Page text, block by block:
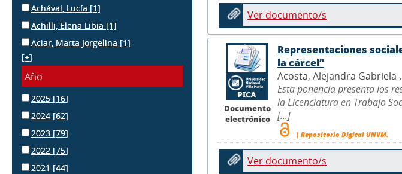
Achával, Lucía [1]
Achilli, Elena Libia [1]
Aciar, Marta Jorgelina [1]
[+]
Año
2025 [16]
2024 [62]
2023 [79]
2022 [75]
2021 [44]
Ver documento/s
Documento
electrónico
Representaciones
la cárcel”
Acosta, Alejandra Gabriela
Esta ponencia presenta los
la Licenciatura en Trabajo
[...]
| Repositorio Digital UNVM.
Ver documento/s